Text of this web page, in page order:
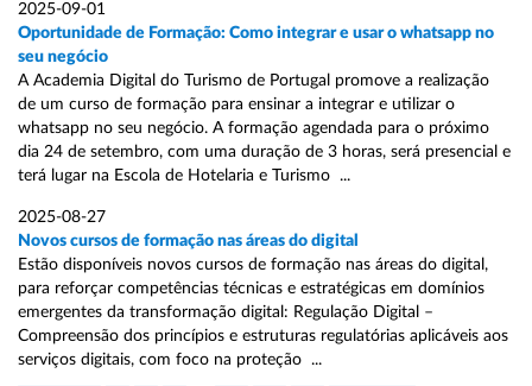
2025-09-01
Oportunidade de Formação: Como integrar e usar o whatsapp no
seu negócio
A Academia Digital do Turismo de Portugal promove a realização
de um curso de formação para ensinar a integrar e utilizar o
whatsapp no seu negócio. A formação agendada para o próximo
dia 24 de setembro, com uma duração de 3 horas, será presencial e
terá lugar na Escola de Hotelaria e Turismo ...
2025-08-27
Novos cursos de formação nas áreas do digital
Estão disponíveis novos cursos de formação nas áreas do digital,
para reforçar competências técnicas e estratégicas em domínios
emergentes da transformação digital: Regulação Digital –
Compreensão dos princípios e estruturas regulatórias aplicáveis aos
serviços digitais, com foco na proteção ...